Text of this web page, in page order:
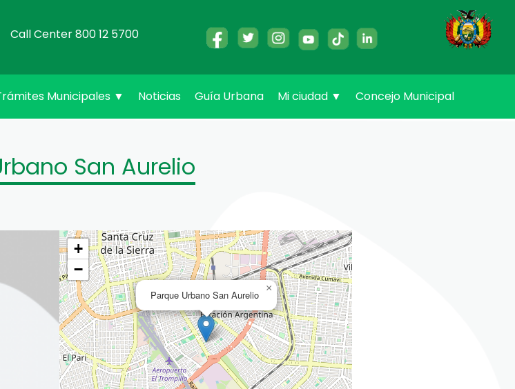
Call Center 800 12 5700
Municipales ▼ Noticias Guía Urbana Mi ciudad ▼ Concejo Municipal
San Aurelio
Parque Urbano San Aurelio
×
+
−